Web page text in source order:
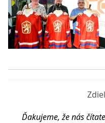
Ďakujeme, že nás